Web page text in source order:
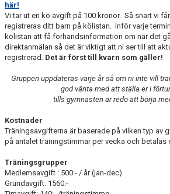
här!
Vi tar ut en kö avgift på 100 kronor. Så snart vi
registreras ditt barn på kölistan. Inför varje
kölistan att få förhandsinformation om när det
direktanmälan så det är viktigt att ni ser till att
registrerad. Det är först till kvarn som gäller!
Gruppen uppdateras varje år så om ni inte vill
god vänta med att ställa er i
tills gymnasten är redo att börja
Kostnader
Träningsavgifterna är baserade på vilken typ av
på antalet träningstimmar per vecka och betalas
Träningsgrupper
Medlemsavgift : 500:- / år (jan-dec)
Grundavgift: 1560:-